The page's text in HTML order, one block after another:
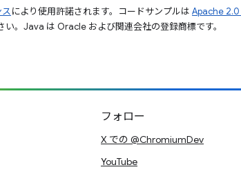
により使用許諾されます。コードサンプルは Apache 2.0
い。Java は Oracle および関連会社の登録商標です。
フォロー
X での @ChromiumDev
YouTube